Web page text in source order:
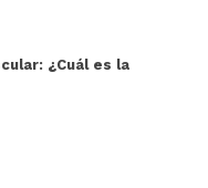
¿Cuál es la